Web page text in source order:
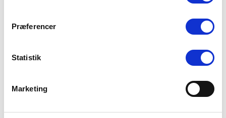
"Detaljer" eller ved at klikke videre til vores Cookiepolitik,
Præferencer
Statistik
Marketing